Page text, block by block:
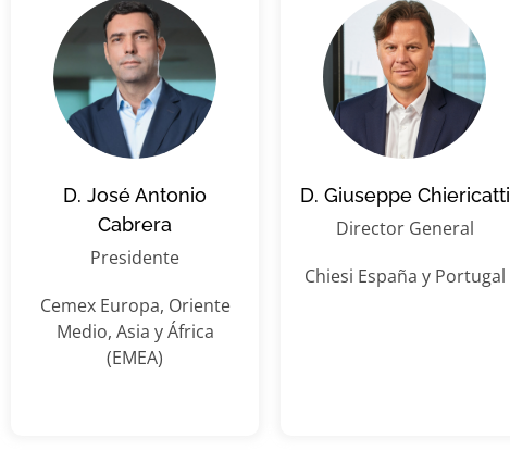
D. José Antonio
Cabrera
Presidente
Cemex Europa, Oriente
Medio, Asia y África
(EMEA)
D. Giuseppe Chiericatti
Director General
Chiesi España y Portugal